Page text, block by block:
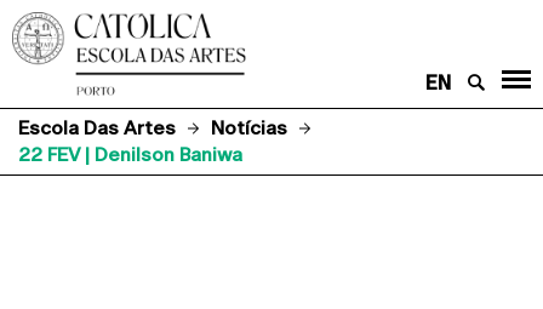
EN
Escola Das Artes
Notícias
22 FEV | Denilson Baniwa